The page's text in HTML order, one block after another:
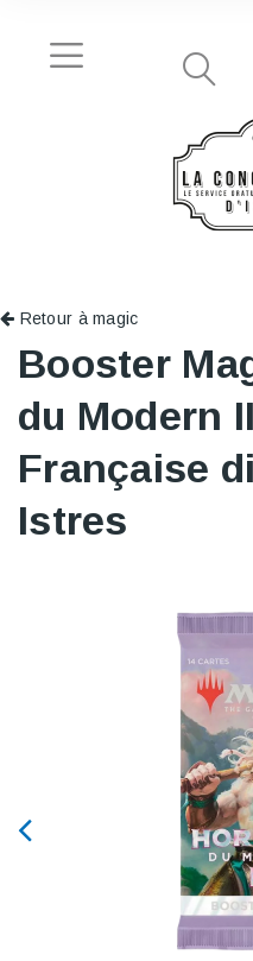
Retour à magic
Booster
du Modern
Française
Istres